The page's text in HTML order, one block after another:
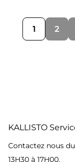
1 2
KALLISTO
Contactez nous
13H30 à 17H00.